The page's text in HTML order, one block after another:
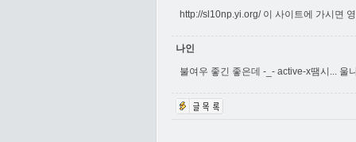
http://sl10np.yi.org/이 사이트에 가시면
나인
불여우 좋긴 좋은데 -_- active-x땜시... 울